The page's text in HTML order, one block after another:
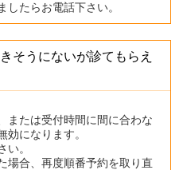
したらお電話下さい。
そうにないが診てもらえ
または受付時間に間に合わな
効になります。
い。
場合、再度順番予約を取り直